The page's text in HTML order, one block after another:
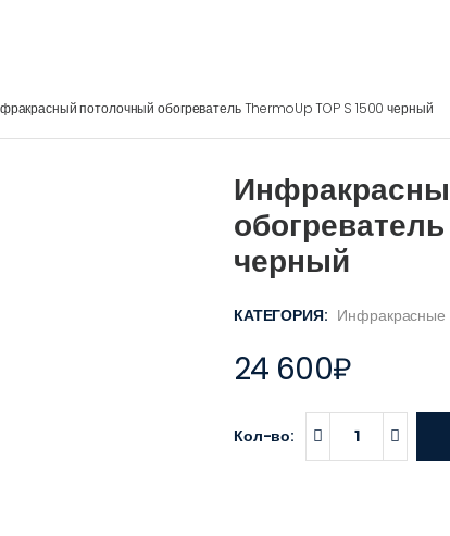
потолочный обогреватель ThermoUp TOP S 1500 черный
черный
КАТЕГОРИЯ: Инфракрасные
24 600₽
Кол-во: